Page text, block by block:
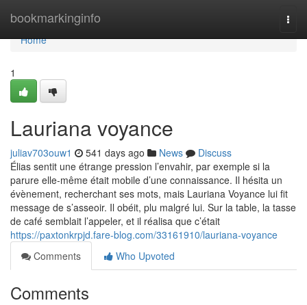
bookmarkinginfo
Home
Home
1
Lauriana voyance
juliav703ouw1 541 days ago News
Discuss
Élias sentit une étrange pression l’envahir, par exemple si la
parure elle-même était mobile d’une connaissance. Il hésita un
évènement, recherchant ses mots, mais Lauriana Voyance lui fit
message de s’asseoir. Il obéit, plu malgré lui. Sur la table, la tasse
de café semblait l’appeler, et il réalisa que c’était
https://paxtonkrpjd.fare-blog.com/33161910/lauriana-voyance
Comments
Who Upvoted
Comments